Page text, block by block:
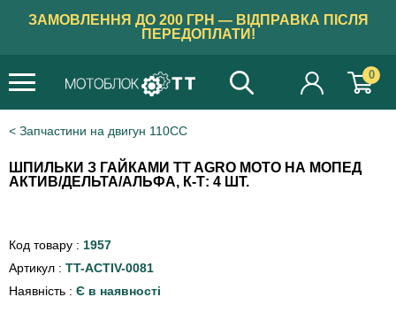
ЗАМОВЛЕННЯ ДО 200 ГРН — ВІДПРАВКА ПІСЛЯ
ПЕРЕДОПЛАТИ!
0
Запчастини на двигун 110СС
ШПИЛЬКИ З ГАЙКАМИ TT AGRO MOTO НА МОПЕД
АКТИВ/ДЕЛЬТА/АЛЬФА, К-Т: 4 ШТ.
Код товару : 1957
Артикул : TT-ACTIV-0081
Наявність : Є в наявності